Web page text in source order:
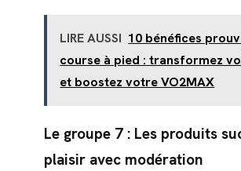
LIRE AUSSI 10 bénéfices
course à pied : transformez
et boostez votre VO2MAX
Le groupe 7 : Les produits
plaisir avec modération